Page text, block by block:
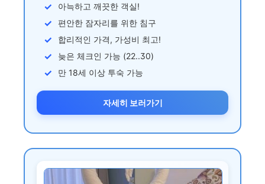
아늑하고 깨끗한 객실!
편안한 잠자리를 위한 침구
합리적인 가격, 가성비 최고!
늦은 체크인 가능 (22..30)
만 18세 이상 투숙 가능
자세히 보러가기